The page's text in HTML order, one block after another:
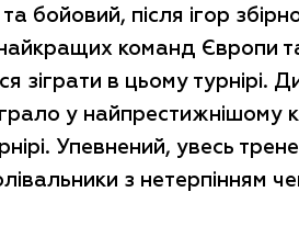
та бойовий, після ігор
команд Європи
зіграти в цьому турнірі.
у найпрестижнішому
Упевнений, увесь
з нетерпінням